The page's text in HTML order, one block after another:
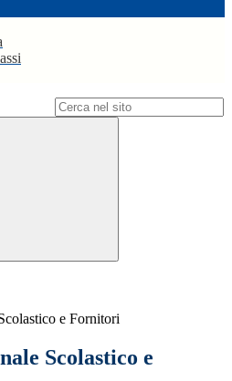
e Fornitori
Scolastico e